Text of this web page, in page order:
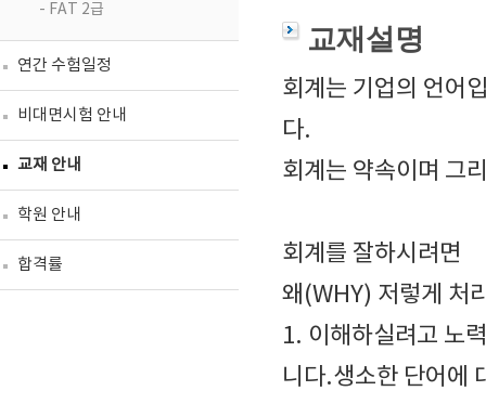
- FAT 2급
연간 수험일정
비대면시험 안내
교재 안내
학원 안내
합격률
교재설명
회계는 기업의 언어
다.
회계는 약속이며 그
회계를 잘하시려면
왜(WHY) 저렇게 처
1. 이해하실려고 노
니다.생소한 단어에